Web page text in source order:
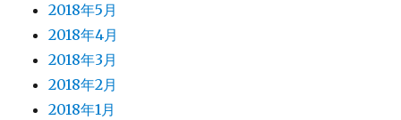
2018年5月
2018年4月
2018年3月
2018年2月
2018年1月